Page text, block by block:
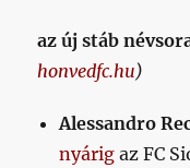
az új stáb
honvedfc.hu)
Alessandro
nyárig az FC